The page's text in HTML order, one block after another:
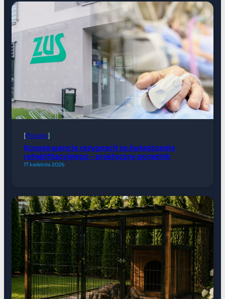
[Porady]
Konsekwencje rezygnacji ze świadczenia
rehabilitacyjnego – praktyczny poradnik
17 kwietnia 2026